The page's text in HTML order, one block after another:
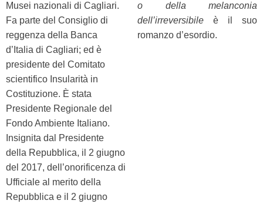
Musei nazionali di Cagliari.
Fa parte del Consiglio di
reggenza della Banca
d’Italia di Cagliari; ed è
presidente del Comitato
scientifico Insularità in
Costituzione. È stata
Presidente Regionale del
Fondo Ambiente Italiano.
Insignita dal Presidente
della Repubblica, il 2 giugno
del 2017, dell’onorificenza di
Ufficiale al merito della
Repubblica e il 2 giugno
o della melanconia
dell’irreversibile è il suo
romanzo d’esordio.